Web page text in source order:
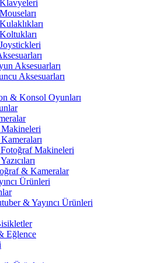
Aksesuarları
Aksesuarları
& Konsol Oyunları
Makineleri
& Kameralar
Ürünleri
& Yayıncı Ürünleri
Eğlence